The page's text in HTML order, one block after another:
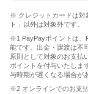
※ クレジットカードは対
ト」以外は対象外です。
※1 PayPayポイントは、
能です。出金・譲渡は不
原則として対象のお支払
ポイントを付与いたしま
与時期が遅くなる場合が
※2 オンラインでのお支